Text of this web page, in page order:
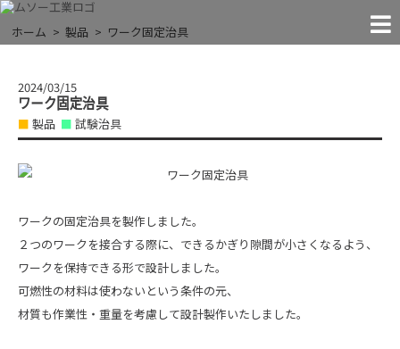
お知らせ
「●●すぎる」に挑戦する
試験治具
実験装置
設 備
会社案内
採 用
お問い合わせ
NEWS
ホーム 製品 ワーク固定治具
2024/03/15
ワーク固定治具
製品 試験治具
ワークの固定治具を製作しました。
２つのワークを接合する際に、できるかぎり隙間が小さくなるよう、
ワークを保持できる形で設計しました。
可燃性の材料は使わないという条件の元、
材質も作業性・重量を考慮して設計製作いたしました。